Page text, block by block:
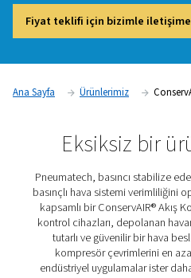
Sabit hava basıncının
optimize etmek ve enerji
salınmasını ayarlayarak hava
optimum basınç seviyelerinde
çözümleri, aşırı
maliyetlerini düşürür ve üretim
Fiyat teklifi için bizimle